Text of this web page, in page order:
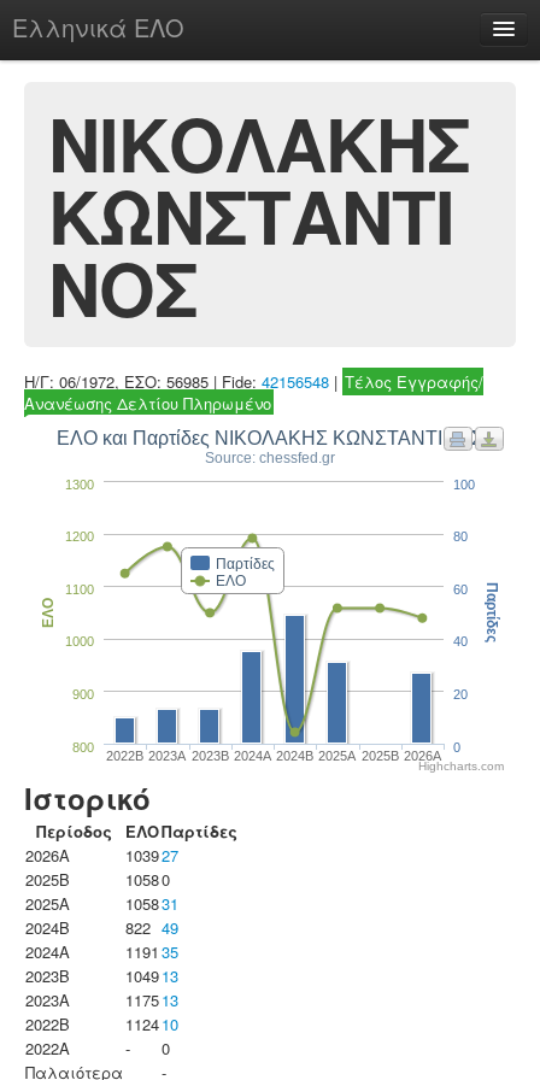
Ελληνικά ΕΛΟ
chesstu.be @ discord
Login
ΝΙΚΟΛΑΚΗΣ
ΚΩΝΣΤΑΝΤΙ
ΝΟΣ
Η/Γ: 06/1972, ΕΣΟ: 56985 | Fide: 42156548 | Τέλος Εγγραφής/
Ανανέωσης Δελτίου Πληρωμένο
ΕΛΟ και Παρτίδες ΝΙΚΟΛΑΚΗΣ ΚΩΝΣΤΑΝΤΙΝΟΣ
Source: chessfed.gr
Παρτίδες
ΕΛΟ
2022B 2023Α 2023B 2024A 2024B 2025A 2025B 2026A
800
900
1000
1100
1200
1300
ΕΛΟ
0
20
40
60
80
100
Παρτίδες
Highcharts.com
Ιστορικό
Περίοδος ΕΛΟΠαρτίδες
2026A
103927
2025B
10580
2025A
105831
2024B
822 49
2024A
1191 35
2023B
104913
2023Α
117513
2022B
112410
2022A
-
0
Παλαιότερα
-